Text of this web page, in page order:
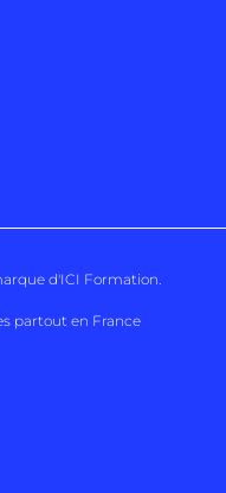
d'ICI Formation.
partout en France